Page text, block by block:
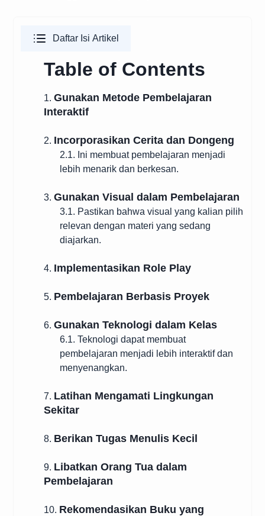
Daftar Isi Artikel
Table of Contents
1. Gunakan Metode Pembelajaran
Interaktif
2. Incorporasikan Cerita dan Dongeng
2.1. Ini membuat pembelajaran menjadi
lebih menarik dan berkesan.
3. Gunakan Visual dalam Pembelajaran
3.1. Pastikan bahwa visual yang kalian pilih
relevan dengan materi yang sedang
diajarkan.
4. Implementasikan Role Play
5. Pembelajaran Berbasis Proyek
6. Gunakan Teknologi dalam Kelas
6.1. Teknologi dapat membuat
pembelajaran menjadi lebih interaktif dan
menyenangkan.
7. Latihan Mengamati Lingkungan
Sekitar
8. Berikan Tugas Menulis Kecil
9. Libatkan Orang Tua dalam
Pembelajaran
10. Rekomendasikan Buku yang